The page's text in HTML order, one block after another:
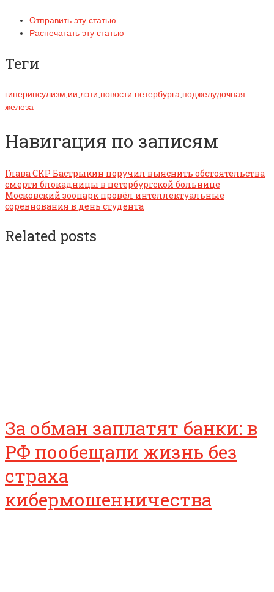
Отправить эту статью
Распечатать эту статью
Теги
гиперинсулизм ии лэти новости петербурга поджелудочная
железа
Навигация по записям
Глава СКР Бастрыкин поручил выяснить обстоятельства
смерти блокадницы в петербургской больнице
Московский зоопарк провёл интеллектуальные
соревнования в день студента
Related posts
За обман заплатят банки: в
РФ пообещали жизнь без
страха
кибермошенничества